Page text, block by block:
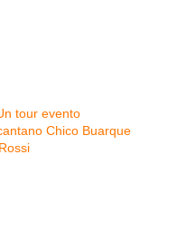
tour evento
Chico Buarque